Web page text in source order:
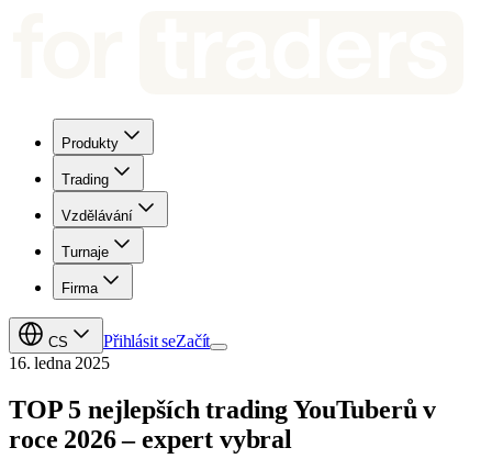
Produkty
Trading
Vzdělávání
Turnaje
Firma
CS Přihlásit seZačít
16. ledna 2025
TOP 5 nejlepších trading YouTuberů v
roce 2026 – expert vybral